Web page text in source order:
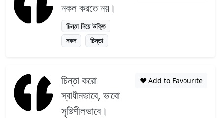
নকল করতে নয়।
চিন্তা নিয়ে উক্তি
নকল
চিন্তা
চিন্তা করো
স্বাধীনভাবে, ভাবো
সৃষ্টিশীলভাবে।
❤️ Add to Favourite